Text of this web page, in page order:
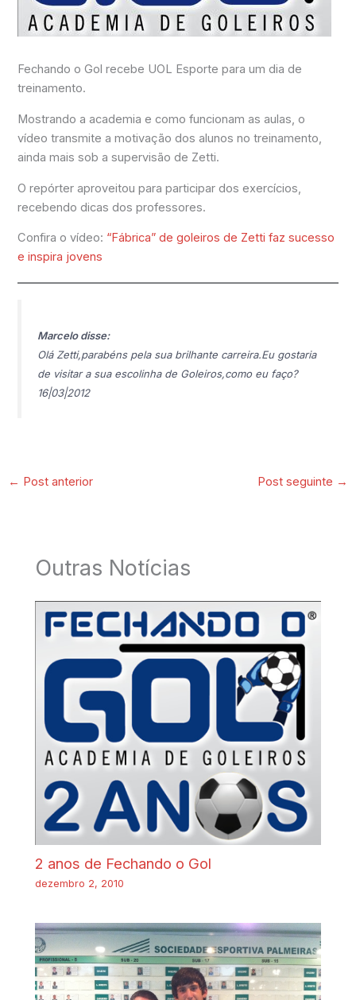
Fechando o Gol recebe UOL Esporte para um dia de
treinamento.
Mostrando a academia e como funcionam as aulas, o
vídeo transmite a motivação dos alunos no treinamento,
ainda mais sob a supervisão de Zetti.
O repórter aproveitou para participar dos exercícios,
recebendo dicas dos professores.
Confira o vídeo: “Fábrica” de goleiros de Zetti faz sucesso
e inspira jovens
Marcelo disse:
Olá Zetti,parabéns pela sua brilhante carreira.Eu gostaria
de visitar a sua escolinha de Goleiros,como eu faço?
16|03|2012
← Post anterior Post seguinte →
Outras Notícias
2 anos de Fechando o Gol
dezembro 2, 2010